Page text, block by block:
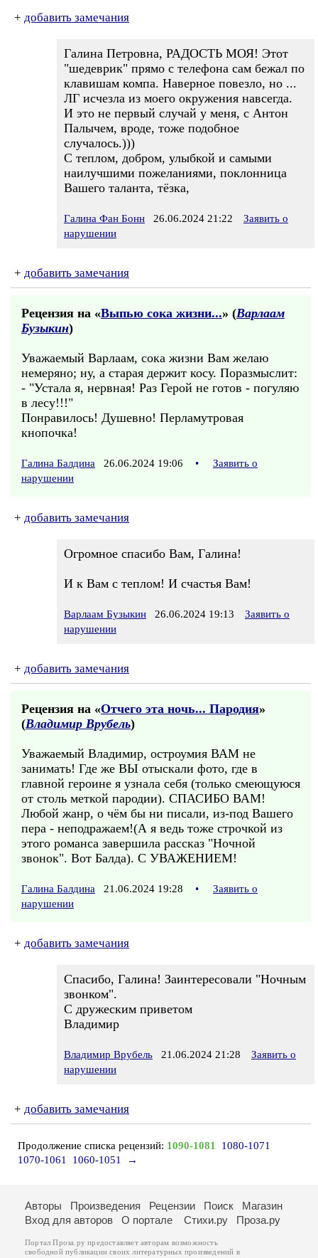
+ добавить замечания
Галина Петровна, РАДОСТЬ МОЯ! Этот
"шедеврик" прямо с телефона сам бежал по
клавишам компа. Наверное повезло, но ...
ЛГ исчезла из моего окружения навсегда.
И это не первый случай у меня, с Антон
Палычем, вроде, тоже подобное
случалось.)))
С теплом, добром, улыбкой и самыми
наилучшими пожеланиями, поклонница
Вашего таланта, тёзка,
Галина Фан Бонн 26.06.2024 21:22
Заявить о
нарушении
+ добавить замечания
Рецензия на «Выпью сока жизни...» (Варлаам
Бузыкин)
Уважаемый Варлаам, сока жизни Вам желаю
немеряно; ну, а старая держит косу. Поразмыслит:
- "Устала я, нервная! Раз Герой не готов - погуляю
в лесу!!!"
Понравилось! Душевно! Перламутровая
кнопочка!
Галина Балдина 26.06.2024 19:06 •
Заявить о
нарушении
+ добавить замечания
Огромное спасибо Вам, Галина!
И к Вам с теплом! И счастья Вам!
Варлаам Бузыкин 26.06.2024 19:13
Заявить о
нарушении
+ добавить замечания
Рецензия на «Отчего эта ночь... Пародия»
(Владимир Врубель)
Уважаемый Владимир, остроумия ВАМ не
занимать! Где же ВЫ отыскали фото, где в
главной героине я узнала себя (только смеющуюся
от столь меткой пародии). СПАСИБО ВАМ!
Любой жанр, о чём бы ни писали, из-под Вашего
пера - неподражаем!(А я ведь тоже строчкой из
этого романса завершила рассказ "Ночной
звонок". Вот Балда). С УВАЖЕНИЕМ!
Галина Балдина 21.06.2024 19:28 •
Заявить о
нарушении
+ добавить замечания
Спасибо, Галина! Заинтересовали "Ночным
звонком".
С дружеским приветом
Владимир
Владимир Врубель 21.06.2024 21:28
Заявить о
нарушении
+ добавить замечания
Продолжение списка рецензий: 1090-1081
1080-1071
1070-1061
1060-1051 →
Авторы Произведения Рецензии Поиск
Магазин
Вход для авторов
О портале Стихи.ру Проза.ру
Портал Проза.ру предоставляет авторам возможность
свободной публикации своих литературных произведений в